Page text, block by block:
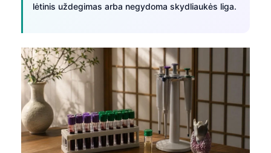
lėtinis uždegimas arba negydoma skydliaukės liga.